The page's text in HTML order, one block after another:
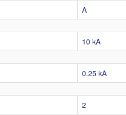
A
10 kA
0.25 kA
2